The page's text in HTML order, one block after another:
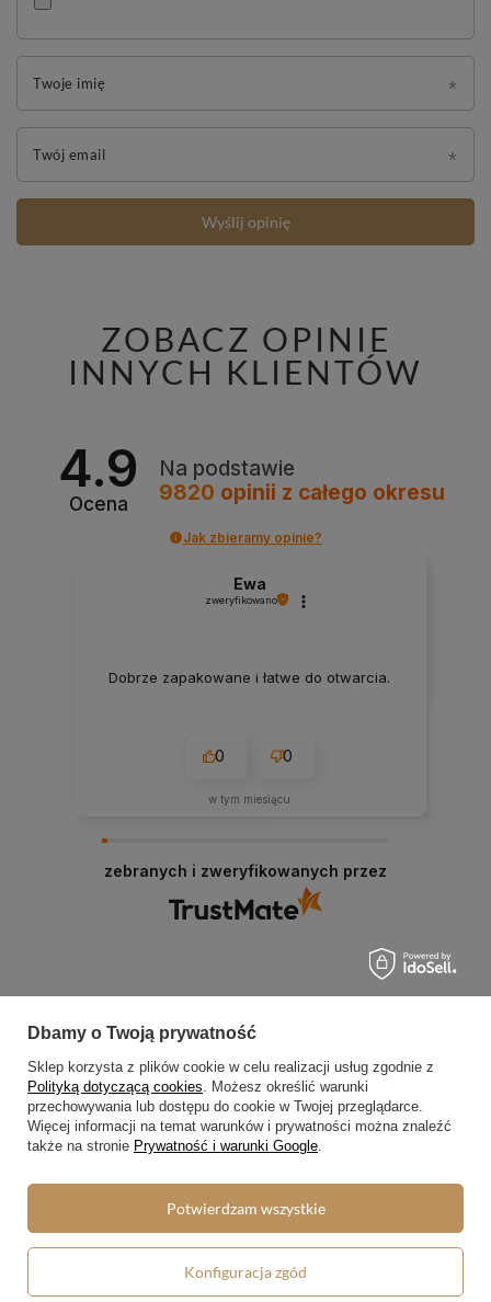
Twoje imię
Twój email
Wyślij opinię
ZOBACZ OPINIE
INNYCH KLIENTÓW
4.9
Ocena
Na podstawie
9820 opinii z całego okresu
Jak zbieramy opinie?
Ewa
zweryfikowano
Dobrze zapakowane i łatwe do otwarcia.
0 0
w tym miesiącu
zebranych i zweryfikowanych przez
Zamówienia
Status zamówienia
Śledzenie przesyłki
Chcę zareklamować produkt
Chcę wymienić towar
Kontakt
Dbamy o Twoją prywatność
Sklep korzysta z plików cookie w celu realizacji usług zgodnie z
Polityką dotyczącą cookies. Możesz określić warunki
przechowywania lub dostępu do cookie w Twojej przeglądarce.
Więcej informacji na temat warunków i prywatności można znaleźć
także na stronie Prywatność i warunki Google.
Konfiguracja zgód
Potwierdzam wszystkie